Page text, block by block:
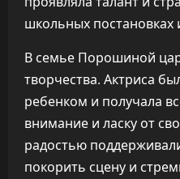
школьных постановках
В семье Порошиной
творчества. Актриса
ребенком и получала
внимание и ласку от
радостью
покорить сцену и